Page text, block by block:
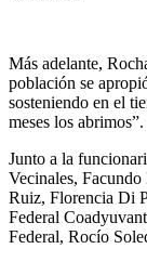
Más adelante,
población se
sosteniendo en el
meses los abrimos”.
Junto a la
Vecinales,
Ruiz, Florencia Di
Federal
Federal, Rocío